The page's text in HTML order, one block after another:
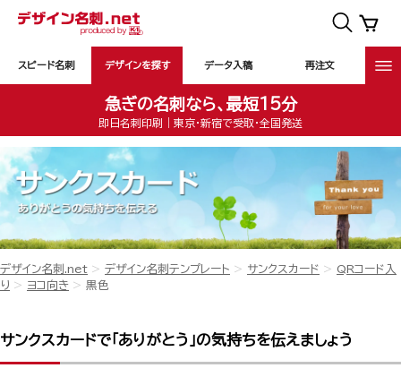
スピード名刺 デザインを探す データ入稿 再注文
急ぎの名刺なら、最短15分
即日名刺印刷｜東京・新宿で受取・全国発送
デザイン名刺.net デザイン名刺テンプレート サンクスカード
QRコード入
り
ヨコ向き 黒色
サンクスカードで「ありがとう」の気持ちを伝えましょう